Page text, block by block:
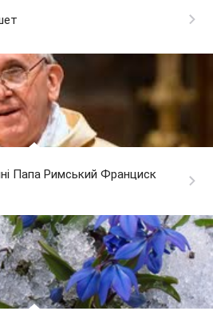
Папа Римський Франциск